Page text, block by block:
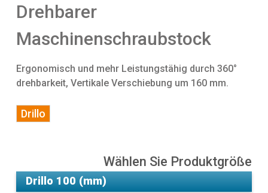
Drehbarer
Maschinenschraubstock
Ergonomisch und mehr Leistungstähig durch 360°
drehbarkeit, Vertikale Verschiebung um 160 mm.
Drillo
Wählen Sie Produktgröße